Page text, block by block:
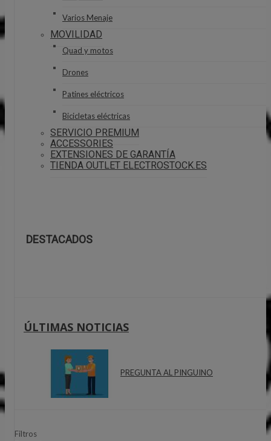
Varios Menaje
MOVILIDAD
Quad y motos
Drones
Patines eléctricos
Bicicletas eléctricas
SERVICIO PREMIUM
ACCESSORIES
EXTENSIONES DE GARANTÍA
TIENDA OUTLET ELECTROSTOCK.ES
DESTACADOS
ÚLTIMAS NOTICIAS
PREGUNTA AL PINGUINO
Filtros